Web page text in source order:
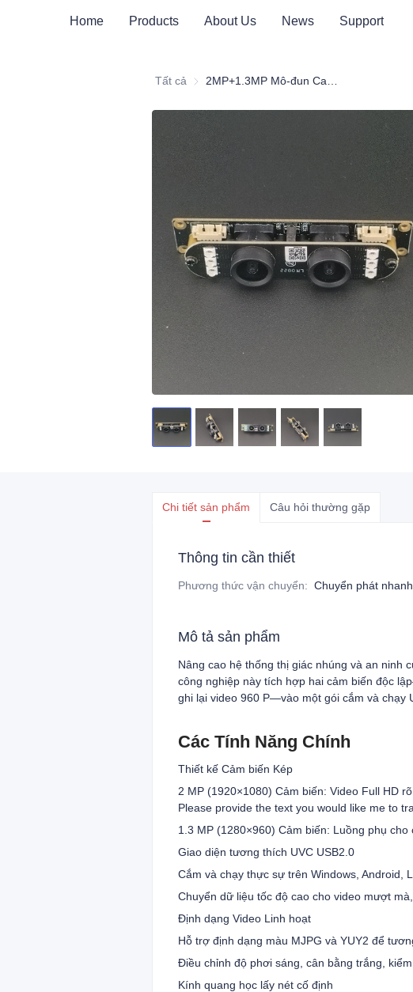
Home Products About Us News Support
Tất cả
Chi tiết sản phẩm Câu hỏi thường gặp
Thông tin cần thiết
Phương thức vận chuyển: Chuyển phát nhanh
Mô tả sản phẩm
Nâng cao hệ thống thị giác nhúng và an ninh
công nghiệp này tích hợp hai cảm biến độc
ghi lại video 960 P—vào một gói cắm và chạy
Các Tính Năng Chính
Thiết kế Cảm biến Kép
2 MP (1920×1080) Cảm biến: Video Full HD
Please provide the text you would like me to
1.3 MP (1280×960) Cảm biến: Luồng phụ
Giao diện tương thích UVC USB2.0
Cắm và chạy thực sự trên Windows, Android,
Chuyển dữ liệu tốc độ cao cho video mượt
Định dạng Video Linh hoạt
Hỗ trợ định dạng màu MJPG và YUY2 để
Điều chỉnh độ phơi sáng, cân bằng trắng,
Kính quang học lấy nét cố định